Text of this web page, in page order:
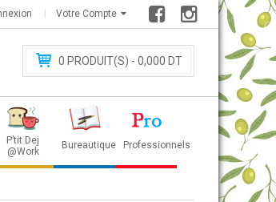
Votre Compte
0 PRODUIT(S) - 0,000 DT
P’tit Dej
@Work
Bureautique Professionnels